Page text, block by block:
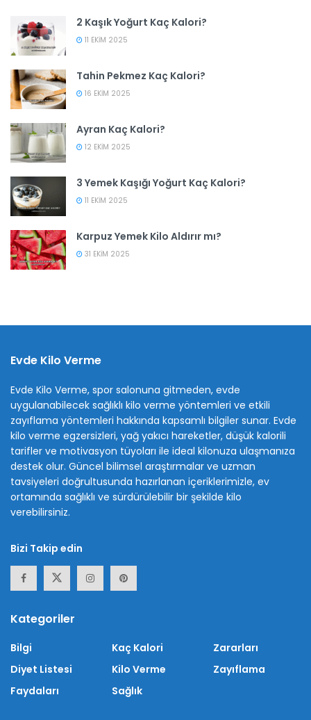
2 Kaşık Yoğurt Kaç Kalori?
11 EKIM 2025
Tahin Pekmez Kaç Kalori?
16 EKIM 2025
Ayran Kaç Kalori?
12 EKIM 2025
3 Yemek Kaşığı Yoğurt Kaç Kalori?
11 EKIM 2025
Karpuz Yemek Kilo Aldırır mı?
31 EKIM 2025
Evde Kilo Verme
Evde Kilo Verme, spor salonuna gitmeden, evde
uygulanabilecek sağlıklı kilo verme yöntemleri ve etkili
zayıflama yöntemleri hakkında kapsamlı bilgiler sunar. Evde
kilo verme egzersizleri, yağ yakıcı hareketler, düşük kalorili
tarifler ve motivasyon tüyoları ile ideal kilonuza ulaşmanıza
destek olur. Güncel bilimsel araştırmalar ve uzman
tavsiyeleri doğrultusunda hazırlanan içeriklerimizle, ev
ortamında sağlıklı ve sürdürülebilir bir şekilde kilo
verebilirsiniz.
Bizi Takip edin
Kategoriler
Bilgi
Diyet Listesi
Faydaları
Kaç Kalori
Kilo Verme
Sağlık
Zararları
Zayıflama